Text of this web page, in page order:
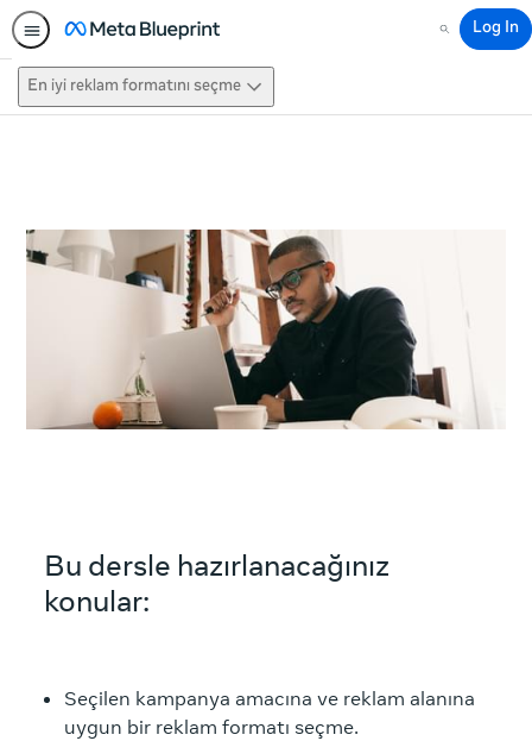
Search
Log In
En iyi reklam formatını seçme
Bu dersle hazırlanacağınız
konular:
Seçilen kampanya amacına ve reklam alanına
uygun bir reklam formatı seçme.